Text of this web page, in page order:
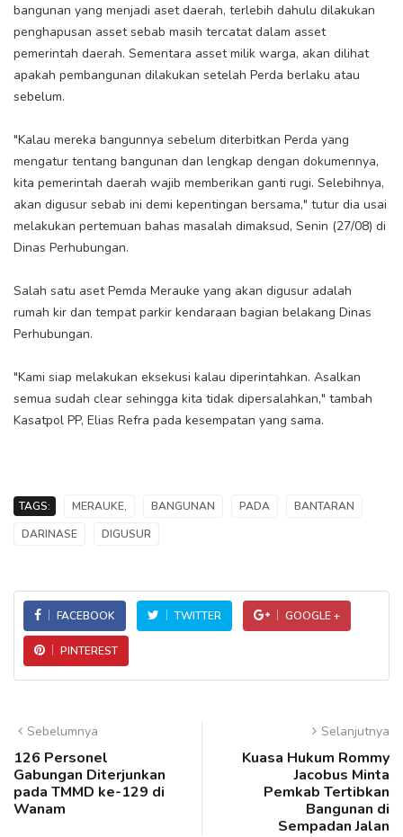
bangunan yang menjadi aset daerah, terlebih dahulu dilakukan
penghapusan asset sebab masih tercatat dalam asset
pemerintah daerah. Sementara asset milik warga, akan dilihat
apakah pembangunan dilakukan setelah Perda berlaku atau
sebelum.
"Kalau mereka bangunnya sebelum diterbitkan Perda yang
mengatur tentang bangunan dan lengkap dengan dokumennya,
kita pemerintah daerah wajib memberikan ganti rugi. Selebihnya,
akan digusur sebab ini demi kepentingan bersama," tutur dia usai
melakukan pertemuan bahas masalah dimaksud, Senin (27/08) di
Dinas Perhubungan.
Salah satu aset Pemda Merauke yang akan digusur adalah
rumah kir dan tempat parkir kendaraan bagian belakang Dinas
Perhubungan.
"Kami siap melakukan eksekusi kalau diperintahkan. Asalkan
semua sudah clear sehingga kita tidak dipersalahkan," tambah
Kasatpol PP, Elias Refra pada kesempatan yang sama.
TAGS: MERAUKE, BANGUNAN PADA
BANTARAN
DARINASE
DIGUSUR
FACEBOOK TWITTER GOOGLE +
PINTEREST
Sebelumnya
126 Personel
Gabungan Diterjunkan
pada TMMD ke-129 di
Wanam
Selanjutnya
Kuasa Hukum Rommy
Jacobus Minta
Pemkab Tertibkan
Bangunan di
Sempadan Jalan